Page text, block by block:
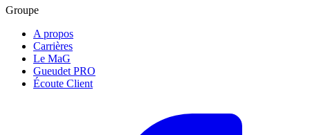
Groupe
A propos
Carrières
Le MaG
Gueudet PRO
Écoute Client